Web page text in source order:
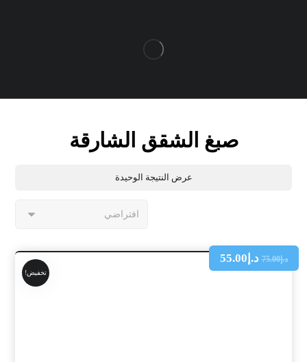
صبغ الشقق الشارقة
عرض النتيجة الوحيدة
تخفيض!
د.إ75.00 د.إ 55.00